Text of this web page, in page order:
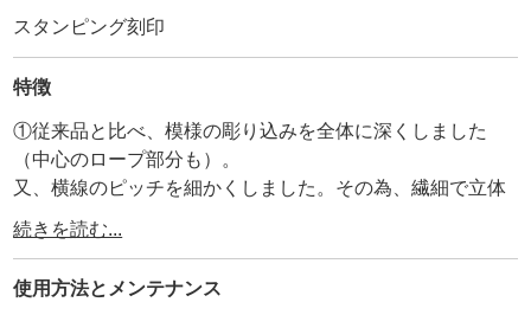
スタンピング刻印
特徴
①従来品と比べ、模様の彫り込みを全体に深くしました
（中心のロープ部分も）。
又、横線のピッチを細かくしました。その為、繊細で立体
的な奥行きを感じるスタピングが行えます。
・
②刻印ナンバーとMADE IN JAPANを打刻しています。
・
続きを読む...
使用方法と メンテナンス